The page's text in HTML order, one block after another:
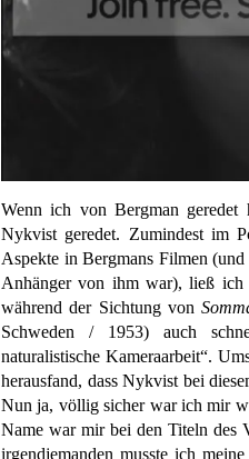
Wenn ich von Bergman geredet
Nykvist geredet. Zumindest im
Aspekte in Bergmans Filmen
Anhänger von ihm war), ließ ich
während der Sichtung von
Schweden / 1953) auch
naturalistische Kameraarbeit“.
herausfand, dass Nykvist bei
Nun ja, völlig sicher war ich mir
Name war mir bei den Titeln des
irgendjemanden musste ich